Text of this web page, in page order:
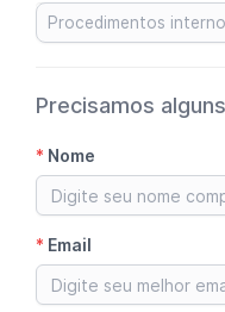
Procedimentos
Precisamos
* Nome
* Email